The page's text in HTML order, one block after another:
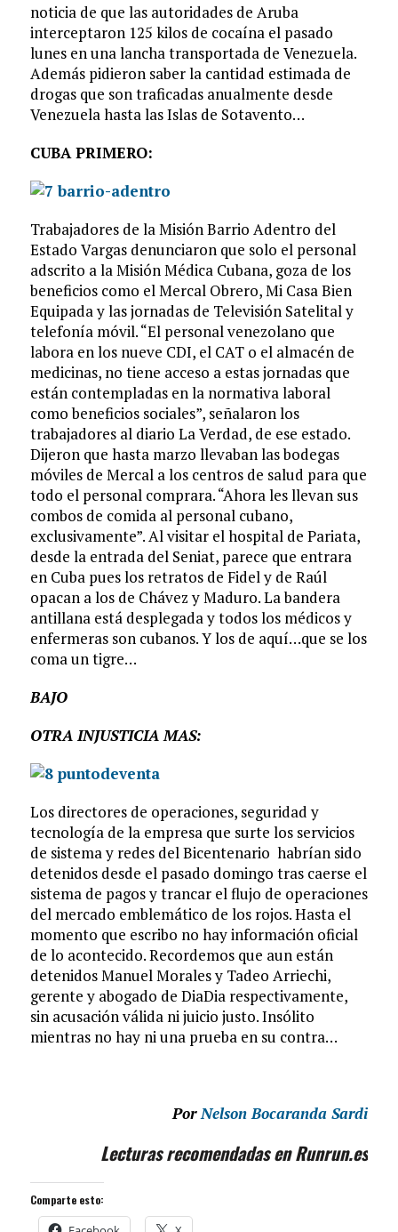
noticia de que las autoridades de Aruba
interceptaron 125 kilos de cocaína el pasado
lunes en una lancha transportada de Venezuela.
Además pidieron saber la cantidad estimada de
drogas que son traficadas anualmente desde
Venezuela hasta las Islas de Sotavento…
CUBA PRIMERO:
Trabajadores de la Misión Barrio Adentro del
Estado Vargas denunciaron que solo el personal
adscrito a la Misión Médica Cubana, goza de los
beneficios como el Mercal Obrero, Mi Casa Bien
Equipada y las jornadas de Televisión Satelital y
telefonía móvil. “El personal venezolano que
labora en los nueve CDI, el CAT o el almacén de
medicinas, no tiene acceso a estas jornadas que
están contempladas en la normativa laboral
como beneficios sociales”, señalaron los
trabajadores al diario La Verdad, de ese estado.
Dijeron que hasta marzo llevaban las bodegas
móviles de Mercal a los centros de salud para que
todo el personal comprara. “Ahora les llevan sus
combos de comida al personal cubano,
exclusivamente”. Al visitar el hospital de Pariata,
desde la entrada del Seniat, parece que entrara
en Cuba pues los retratos de Fidel y de Raúl
opacan a los de Chávez y Maduro. La bandera
antillana está desplegada y todos los médicos y
enfermeras son cubanos. Y los de aquí…que se los
coma un tigre…
BAJO
OTRA INJUSTICIA MAS:
Los directores de operaciones, seguridad y
tecnología de la empresa que surte los servicios
de sistema y redes del Bicentenario habrían sido
detenidos desde el pasado domingo tras caerse el
sistema de pagos y trancar el flujo de operaciones
del mercado emblemático de los rojos. Hasta el
momento que escribo no hay información oficial
de lo acontecido. Recordemos que aun están
detenidos Manuel Morales y Tadeo Arriechi,
gerente y abogado de DiaDia respectivamente,
sin acusación válida ni juicio justo. Insólito
mientras no hay ni una prueba en su contra…
PorNelson Bocaranda Sardi
Lecturas recomendadas en Runrun.es
Comparte esto: